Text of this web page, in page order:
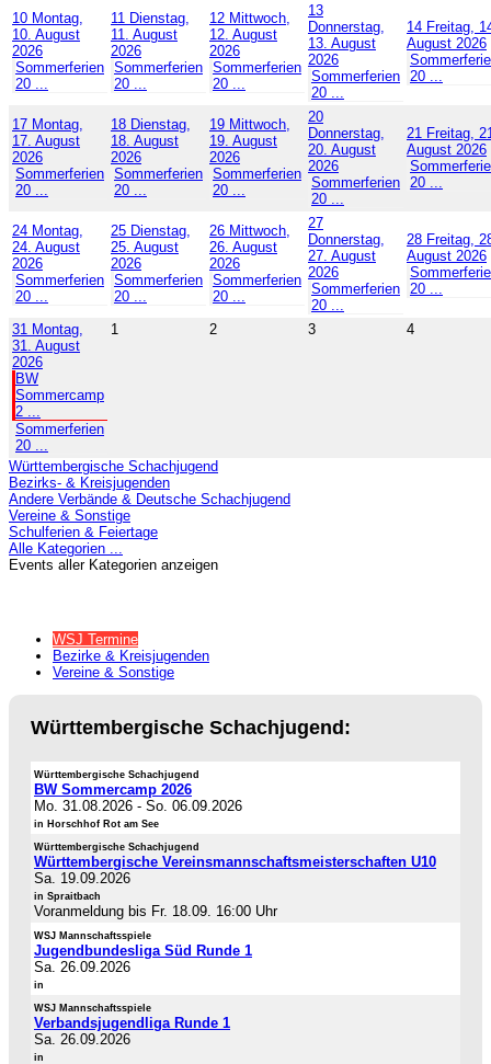
10 Montag,
10. August
2026
Sommerferien
20 ...
11 Dienstag,
11. August
2026
Sommerferien
20 ...
12 Mittwoch,
12. August
2026
Sommerferien
20 ...
13
Donnerstag,
13. August
2026
Sommerferien
20 ...
14 Freitag,
August 2026
20 ...
17 Montag,
17. August
2026
Sommerferien
20 ...
18 Dienstag,
18. August
2026
Sommerferien
20 ...
19 Mittwoch,
19. August
2026
Sommerferien
20 ...
20
Donnerstag,
20. August
2026
Sommerferien
20 ...
21 Freitag,
August 2026
20 ...
24 Montag,
24. August
2026
Sommerferien
20 ...
25 Dienstag,
25. August
2026
Sommerferien
20 ...
26 Mittwoch,
26. August
2026
Sommerferien
20 ...
27
Donnerstag,
27. August
2026
Sommerferien
20 ...
28 Freitag,
August 2026
20 ...
31 Montag,
31. August
2026
BW
Sommercamp
2 ...
Sommerferien
20 ...
1 2 3 4
Württembergische Schachjugend
Bezirks- & Kreisjugenden
Andere Verbände & Deutsche Schachjugend
Vereine & Sonstige
Schulferien & Feiertage
Alle Kategorien ...
Events aller Kategorien anzeigen
WSJ Termine
Bezirke & Kreisjugenden
Vereine & Sonstige
Württembergische Schachjugend:
Württembergische Schachjugend
BW Sommercamp 2026
Mo. 31.08.2026 - So. 06.09.2026
in Horschhof Rot am See
Württembergische Schachjugend
Württembergische Vereinsmannschaftsmeisterschaften U10
Sa. 19.09.2026
in Spraitbach
Voranmeldung bis Fr. 18.09. 16:00 Uhr
WSJ Mannschaftsspiele
Jugendbundesliga Süd Runde 1
Sa. 26.09.2026
in
WSJ Mannschaftsspiele
Verbandsjugendliga Runde 1
Sa. 26.09.2026
in